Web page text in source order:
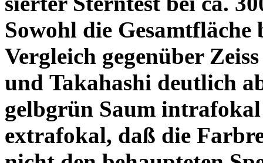
Sowohl die
Vergleich gegenüber Zeiss
und Takahashi deutlich
gelbgrün Saum
extrafokal, daß die